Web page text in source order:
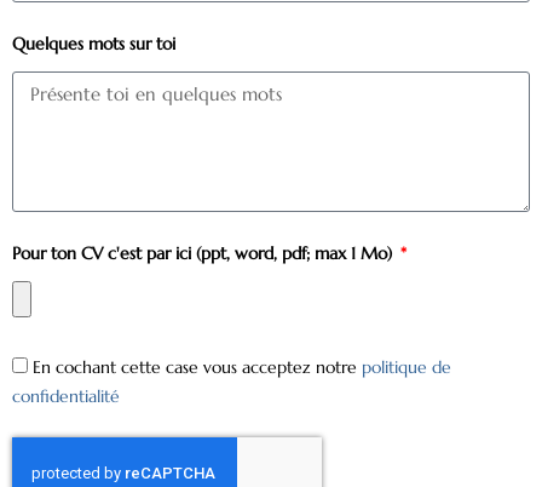
Quelques mots sur toi
Pour ton CV c'est par ici (ppt, word, pdf; max 1 Mo)
En cochant cette case vous acceptez notre politique de
confidentialité